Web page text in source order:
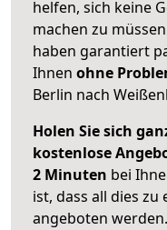
helfen, sich keine
machen zu
haben garantiert
Ihnen ohne
Berlin nach
Holen Sie sich
kostenlose
2 Minuten bei
ist, dass all dies
angeboten werden.